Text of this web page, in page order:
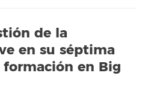
de la
en su séptima
en Big